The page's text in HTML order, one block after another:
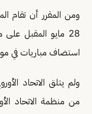
ومن المقرر أن تقام
28 مايو المقبل
استضاف مباريات في
ولم يتلق الاتحاد
من منظمة الاتحاد